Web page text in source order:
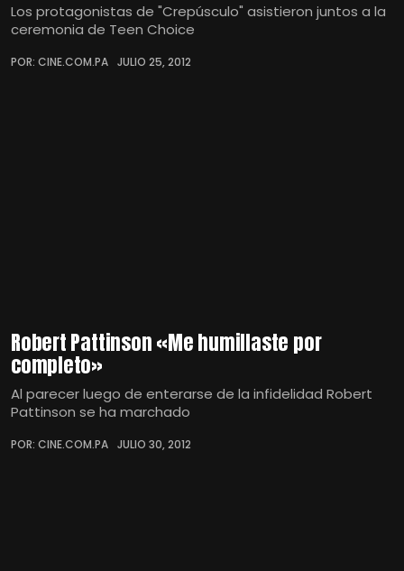
Los protagonistas de "Crepúsculo" asistieron juntos a la
ceremonia de Teen Choice
POR: CINE.COM.PA JULIO 25, 2012
Robert Pattinson «Me humillaste por
completo»
Al parecer luego de enterarse de la infidelidad Robert
Pattinson se ha marchado
POR: CINE.COM.PA JULIO 30, 2012